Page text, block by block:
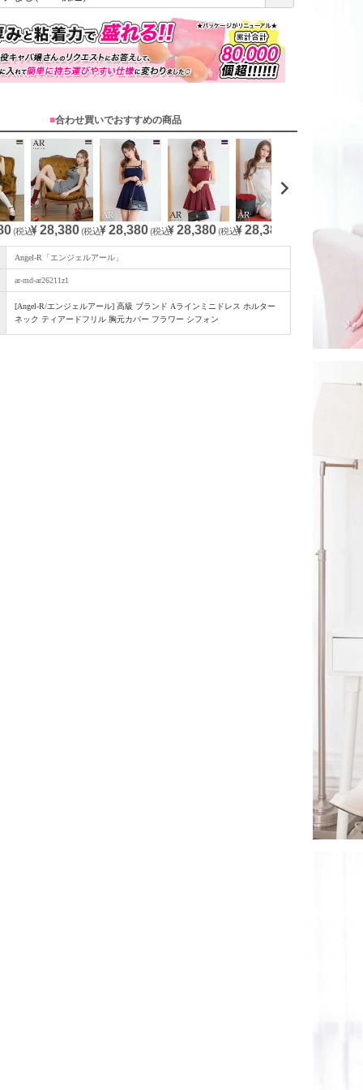
須
■合わせ買いでおすすめの商品
(税込)
¥ 28,380(税込)¥28,380 (税込)¥28,380 (税込)¥28,380 29,480(
Angel-R「エンジェルアール」
ar-md-ar26211z1
[Angel-R/エンジェルアール] 高級 ブランド Aラインミニドレス ホルター
ネック ティアードフリル 胸元カバー フラワー シフォン